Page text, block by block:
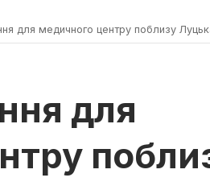
для медичного центру поблизу
для